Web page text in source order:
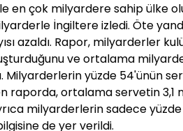
en çok milyardere sahip ülke
İngiltere izledi. Öte
azaldı. Rapor, milyarderler
ve ortalama
Milyarderlerin yüzde 54'ünün
raporda, ortalama servetin 3,1
milyarderlerin sadece
de yer verildi.